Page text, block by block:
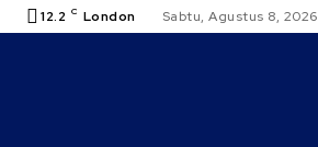
12.2 C London Sabtu, Agustus 8, 2026